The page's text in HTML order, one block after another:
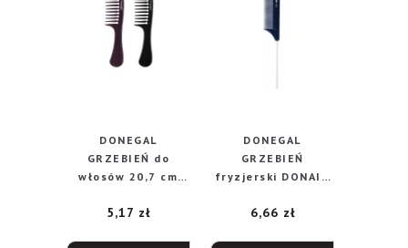
DONEGAL
GRZEBIEŃ do
włosów 20,7 cm
5,17 zł
DONEGAL
GRZEBIEŃ
fryzjerski DONAIR
6,66 zł